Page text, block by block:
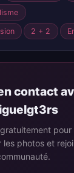
2 + 2
contact
pour
les photos et